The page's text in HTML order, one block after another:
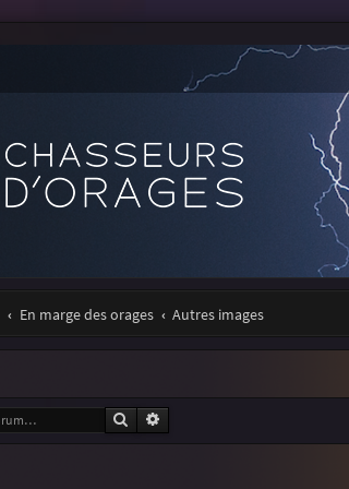
En marge des orages Autres images
Rechercher